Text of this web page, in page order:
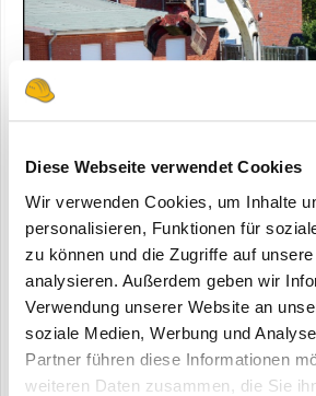
Diese Webseite verwendet Cookies
Wir verwenden Cookies, um Inhalte
personalisieren, Funktionen für
zu können und die Zugriffe auf
analysieren. Außerdem geben wir
Verwendung unserer Website an
soziale Medien, Werbung und
Partner führen diese Informationen
weiteren Daten zusammen, die Sie